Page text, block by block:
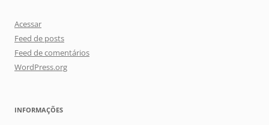
Acessar
Feed de posts
Feed de comentários
WordPress.org
INFORMAÇÕES